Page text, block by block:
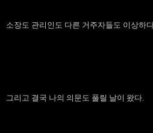
소장도 관리인도 다른 거주자들도 이상하
그리고 결국 나의 의문도 풀릴 날이 왔다.